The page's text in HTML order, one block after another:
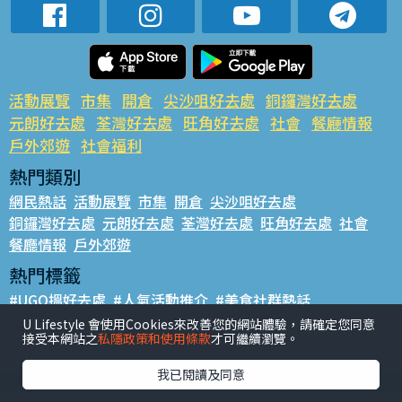
活動展覽 市集 開倉 尖沙咀好去處 銅鑼灣好去處
元朗好去處 荃灣好去處 旺角好去處 社會 餐廳情報
戶外郊遊 社會福利
熱門類別
網民熱話 活動展覽 市集 開倉 尖沙咀好去處
銅鑼灣好去處 元朗好去處 荃灣好去處 旺角好去處 社會
餐廳情報 戶外郊遊
熱門標籤
#UGO搵好去處 #人氣活動推介 #美食社群熱話
#親子玩樂好去處 #ULifestyle應用程式 #限時搶
#UJetso禮物放送 #ULifestyle商戶中心 #著數
香港經濟日報版權所有©2026
U Lifestyle 會使用Cookies來改善您的網站體驗，請確定您同意
接受本網站之私隱政策和使用條款才可繼續瀏覽。
我已閱讀及同意